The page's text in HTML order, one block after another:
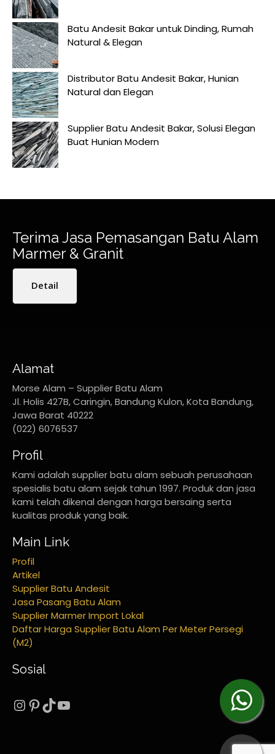
Batu Andesit Bakar untuk Dinding, Rumah
Natural & Elegan
Distributor Batu Andesit Bakar, Hunian
Natural dan Elegan
Supplier Batu Andesit Bakar, Solusi Elegan
Buat Hunian Modern
Terima Jasa Pemasangan Batu Alam
Marmer & Granit
Detail
Alamat
Morse Alam – Supplier Batu Alam
Jl. Holis 427B, Caringin, Bandung Kulon, Kota Bandung,
Jawa Barat 40222
(022) 6076537
Profil
Kami adalah supplier batu alam sebuah perusahaan
spesialis batu alam sejak tahun 1997. Produk dan jasa
kami telah dikenal dengan harga bersaing serta
kualitas produk yang baik.
Main Link
Profil
Artikel
Supplier Batu Andesit
Jasa Pasang Batu Alam
Supplier Marmer Import Lokal
Daftar Harga Supplier Batu Alam Per Meter Persegi
(M2)
Sosial
Instagram
Pinterest
TikTok
YouTube